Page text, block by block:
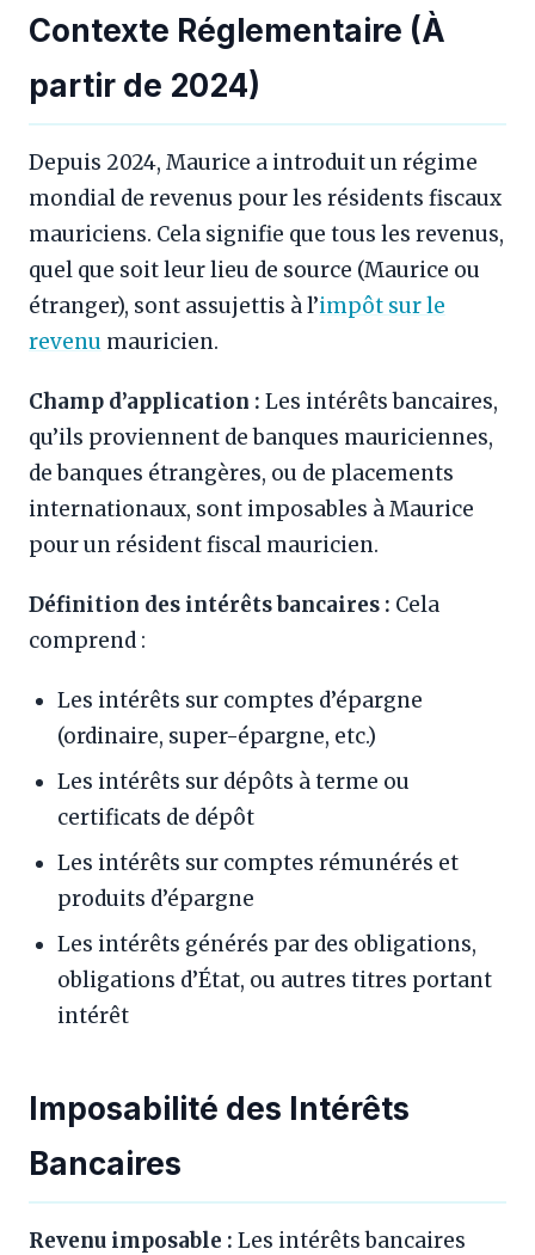
Contexte Réglementaire (À
partir de 2024)
Depuis 2024, Maurice a introduit un régime
mondial de revenus pour les résidents fiscaux
mauriciens. Cela signifie que tous les revenus,
quel que soit leur lieu de source (Maurice ou
étranger), sont assujettis à l’impôt sur le
revenu mauricien.
Champ d’application : Les intérêts bancaires,
qu’ils proviennent de banques mauriciennes,
de banques étrangères, ou de placements
internationaux, sont imposables à Maurice
pour un résident fiscal mauricien.
Définition des intérêts bancaires : Cela
comprend :
Les intérêts sur comptes d’épargne
(ordinaire, super-épargne, etc.)
Les intérêts sur dépôts à terme ou
certificats de dépôt
Les intérêts sur comptes rémunérés et
produits d’épargne
Les intérêts générés par des obligations,
obligations d’État, ou autres titres portant
intérêt
Imposabilité des Intérêts
Bancaires
Revenu imposable : Les intérêts bancaires